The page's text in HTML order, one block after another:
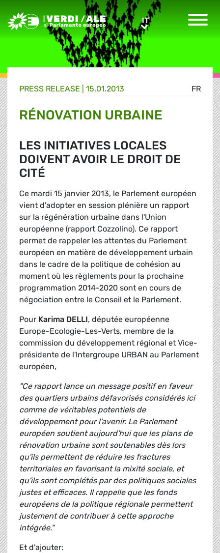
Greens/EFA Home ITIT
FR
PRESS RELEASE | 15.01.2013
RÉNOVATION URBAINE
LES INITIATIVES LOCALES
DOIVENT AVOIR LE DROIT DE
CITÉ
Ce mardi 15 janvier 2013, le Parlement européen
vient d'adopter en session plénière un rapport
sur la régénération urbaine dans l'Union
européenne (rapport Cozzolino). Ce rapport
permet de rappeler les attentes du Parlement
européen en matière de développement urbain
dans le cadre de la politique de cohésion au
moment où les règlements pour la prochaine
programmation 2014-2020 sont en cours de
négociation entre le Conseil et le Parlement.
Pour Karima DELLI, députée européenne
Europe-Ecologie-Les-Verts, membre de la
commission du développement régional et Vice-
présidente de l'Intergroupe URBAN au Parlement
européen,
"Ce rapport lance un message positif en faveur
des quartiers urbains défavorisés considérés ici
comme de véritables potentiels de
développement pour l'avenir. Le Parlement
européen soutient aujourd'hui que les plans de
rénovation urbaine sont soutenables dès lors
qu'ils permettent de réduire les fractures
territoriales en favorisant la mixité sociale, et
qu'ils sont complétés par des politiques sociales
justes et efficaces. Il rappelle que les fonds
européens de la politique régionale permettent
justement de contribuer à cette approche
intégrée."
Et d'ajouter: